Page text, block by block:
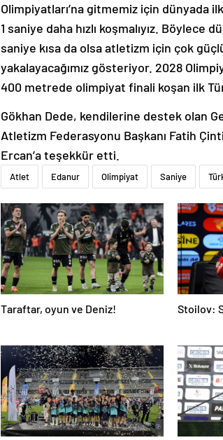
Olimpiyatları’na gitmemiz için dünyada
1 saniye daha hızlı koşmalıyız. Böylece
saniye kısa da olsa atletizm için çok
yakalayacağımız gösteriyor. 2028
400 metrede olimpiyat finali koşan ilk
Gökhan Dede, kendilerine destek olan
Atletizm Federasyonu Başkanı Fatih
Ercan’a teşekkür etti.
Atlet Edanur Olimpiyat Saniye
Taraftar, oyun ve Deniz! Stoilov: